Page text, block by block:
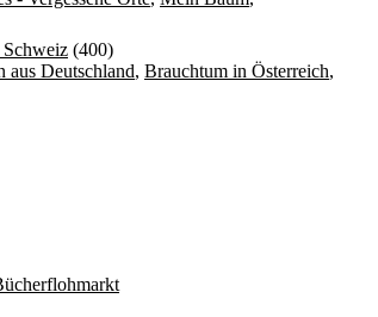
Schweiz (400)
aus Deutschland, Brauchtum in Österreich,